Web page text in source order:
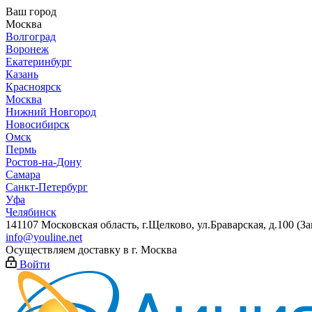
Ваш город
Москва
Волгоград
Воронеж
Екатеринбург
Казань
Красноярск
Москва
Нижний Новгород
Новосибирск
Омск
Пермь
Ростов-на-Дону
Самара
Санкт-Петербург
Уфа
Челябинск
141107 Московская область, г.Щелково, ул.Браварская, д.100
info@youline.net
Осуществляем доставку в г. Москва
Войти